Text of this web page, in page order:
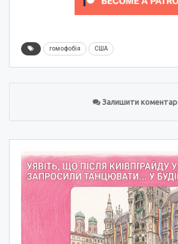
гомофобія США
Залишити коментар